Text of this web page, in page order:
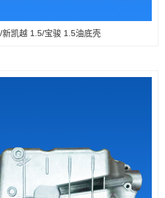
凯越 1.5/宝骏 1.5油底壳